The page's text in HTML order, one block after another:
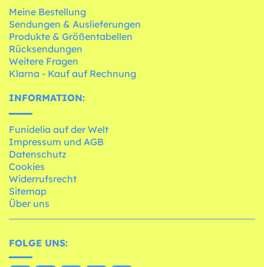
Meine Bestellung
Sendungen & Auslieferungen
Produkte & Größentabellen
Rücksendungen
Weitere Fragen
Klarna - Kauf auf Rechnung
INFORMATION:
Funidelia auf der Welt
Impressum und AGB
Datenschutz
Cookies
Widerrufsrecht
Sitemap
Über uns
FOLGE UNS: